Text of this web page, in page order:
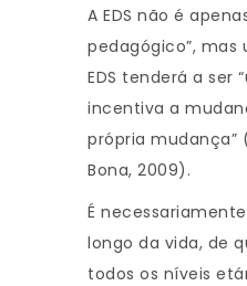
A EDS não é
pedagógico”, mas
EDS tenderá a ser
incentiva a
própria mudança”
Bona, 2009).
É
longo da vida, de
todos os níveis